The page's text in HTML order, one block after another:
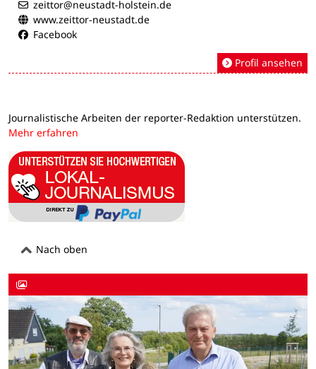
zeittor@neustadt-holstein.de
www.zeittor-neustadt.de
Facebook
Profil ansehen
Journalistische Arbeiten der reporter-Redaktion unterstützen.
Mehr erfahren
Nach oben